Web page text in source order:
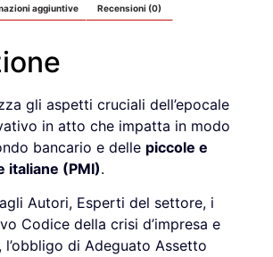
aggiuntive Recensioni (0)
gli aspetti cruciali dell’epocale
in atto che impatta in modo
bancario e delle piccole e
italiane (PMI).
Autori, Esperti del settore, i
Codice della crisi d’impresa e
l’obbligo di Adeguato Assetto